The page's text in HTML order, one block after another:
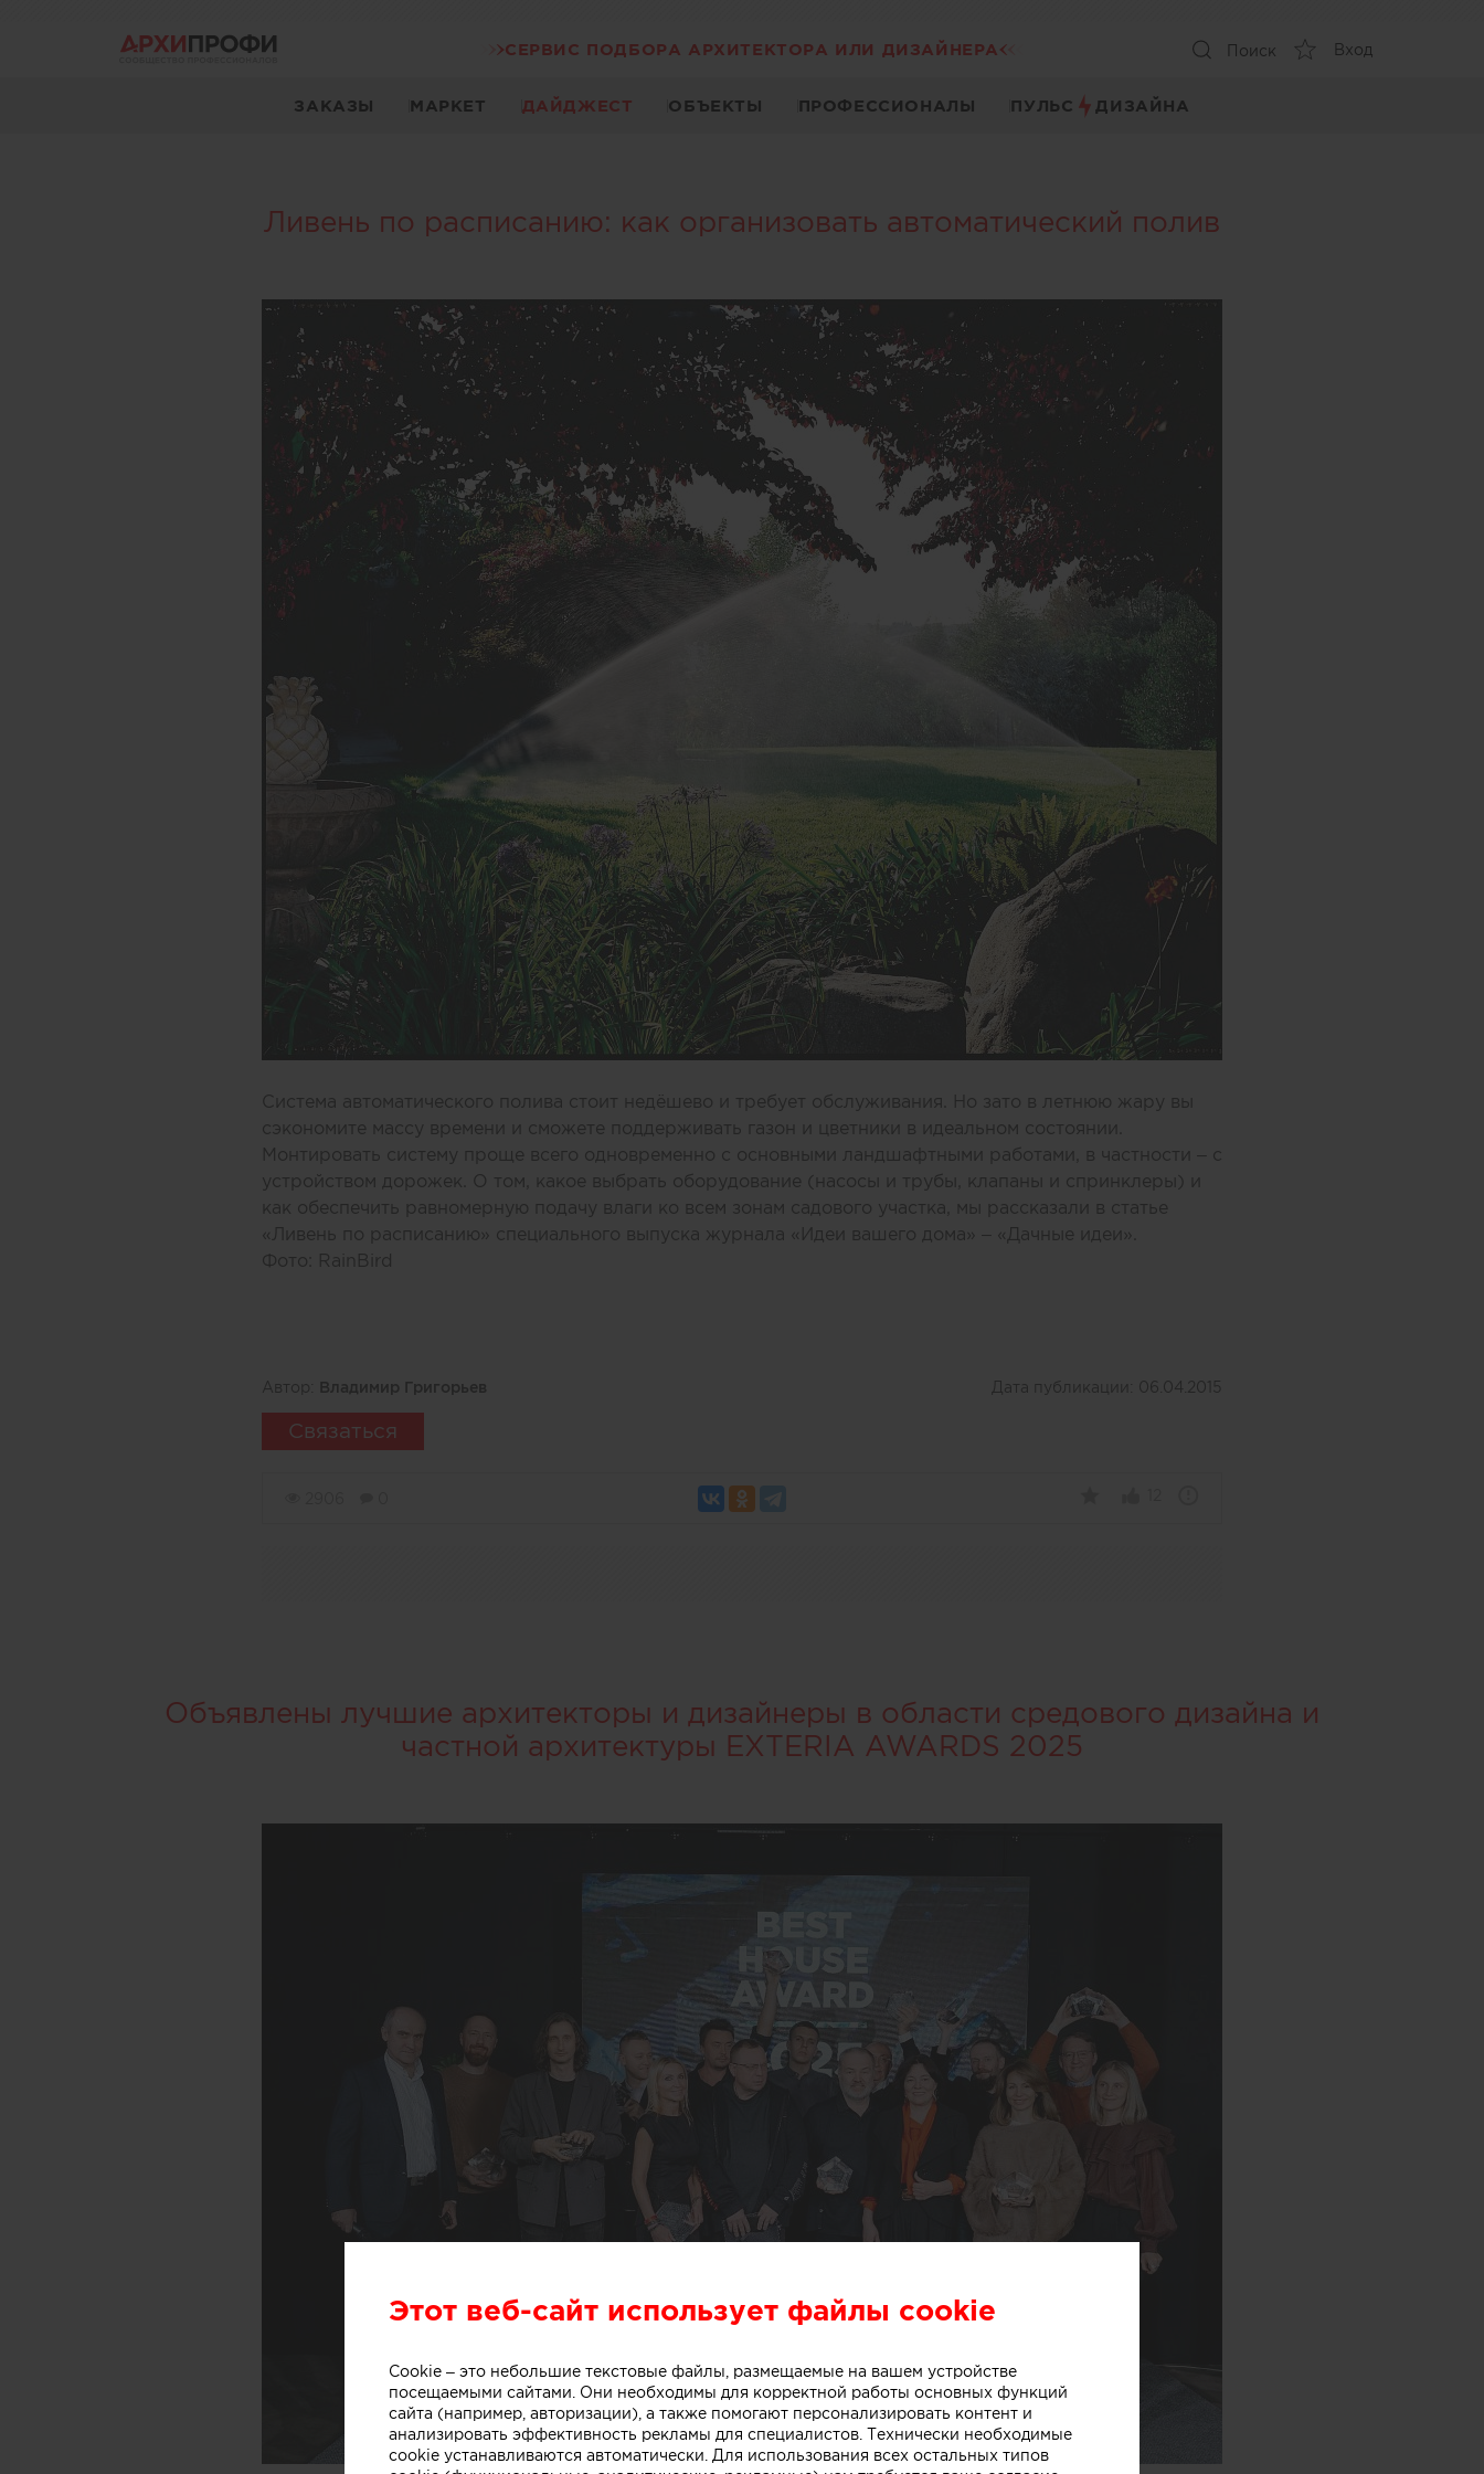
СЕРВИС ПОДБОРА АРХИТЕКТОРА ИЛИ ДИЗАЙНЕРА Поиск Вход
ЗАКАЗЫ МАРКЕТ ДАЙДЖЕСТ ОБЪЕКТЫ ПРОФЕССИОНАЛЫ ПУЛЬС ДИЗАЙНА
Ливень по расписанию: как организовать автоматический полив
Система автоматического полива стоит недёшево и требует обслуживания. Но зато в летнюю жару вы
сэкономите массу времени и сможете поддерживать газон и цветники в идеальном состоянии.
Монтировать систему проще всего одновременно с основными ландшафтными работами, в частности – с
устройством дорожек. О том, какое выбрать оборудование (насосы и трубы, клапаны и спринклеры) и
как обеспечить равномерную подачу влаги ко всем зонам садового участка, мы рассказали в статье
«Ливень по расписанию» специального выпуска журнала «Идеи вашего дома» – «Дачные идеи».
Фото: RainBird
Автор: Владимир Григорьев Дата публикации: 06.04.2015
Связаться
Объявлены лучшие архитекторы и дизайнеры в области средового дизайна и
частной архитектуры EXTERIA AWARDS 2025
Этот веб-сайт использует файлы cookie
Cookie – это небольшие текстовые файлы, размещаемые на вашем устройстве
посещаемыми сайтами. Они необходимы для корректной работы основных функций
сайта (например, авторизации), а также помогают персонализировать контент и
анализировать эффективность рекламы для специалистов. Технически необходимые
cookie устанавливаются автоматически. Для использования всех остальных типов